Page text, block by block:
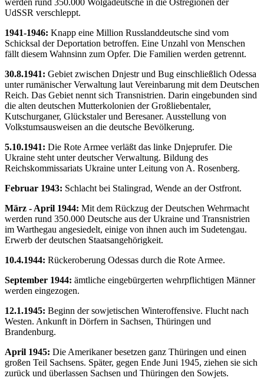
werden rund 350.000 Wolgadeutsche in die Ostregionen der
UdSSR verschleppt.
1941-1946: Knapp eine Million Russlanddeutsche sind vom
Schicksal der Deportation betroffen. Eine Unzahl von Menschen
fällt diesem Wahnsinn zum Opfer. Die Familien werden getrennt.
30.8.1941: Gebiet zwischen Dnjestr und Bug einschließlich Odessa
unter rumänischer Verwaltung laut Vereinbarung mit dem Deutschen
Reich. Das Gebiet nennt sich Transnistrien. Darin eingebunden sind
die alten deutschen Mutterkolonien der Großliebentaler,
Kutschurganer, Glückstaler und Beresaner. Ausstellung von
Volkstumsausweisen an die deutsche Bevölkerung.
5.10.1941: Die Rote Armee verläßt das linke Dnjeprufer. Die
Ukraine steht unter deutscher Verwaltung. Bildung des
Reichskommissariats Ukraine unter Leitung von A. Rosenberg.
Februar 1943: Schlacht bei Stalingrad, Wende an der Ostfront.
März - April 1944: Mit dem Rückzug der Deutschen Wehrmacht
werden rund 350.000 Deutsche aus der Ukraine und Transnistrien
im Warthegau angesiedelt, einige von ihnen auch im Sudetengau.
Erwerb der deutschen Staatsangehörigkeit.
10.4.1944: Rückeroberung Odessas durch die Rote Armee.
September 1944: ämtliche eingebürgerten wehrpflichtigen Männer
werden eingezogen.
12.1.1945: Beginn der sowjetischen Winteroffensive. Flucht nach
Westen. Ankunft in Dörfern in Sachsen, Thüringen und
Brandenburg.
April 1945: Die Amerikaner besetzen ganz Thüringen und einen
großen Teil Sachsens. Später, gegen Ende Juni 1945, ziehen sie sich
zurück und überlassen Sachsen und Thüringen den Sowjets.